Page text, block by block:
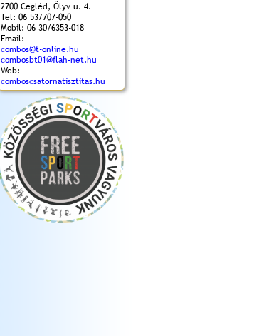
2700 Cegléd, Ölyv u. 4.
Tel: 06 53/707-050
Mobil: 06 30/6353-018
Email:
combos@t-online.hu
combosbt01@flah-net.hu
Web:
comboscsatornatisztitas.hu